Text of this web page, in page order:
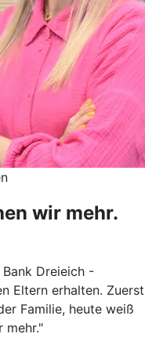
wir mehr.
Dreieich -
Eltern erhalten. Zuerst
Familie, heute weiß
mehr."